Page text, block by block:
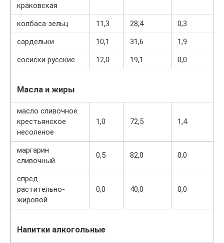
краковская
колбаса зельц 11,3 28,4 0,3
сардельки
10,1 31,6 1,9
сосиски русские
12,0 19,1 0,0
Масла и жиры
масло сливочное
крестьянское
несоленое
1,0 72,5 1,4
маргарин
сливочный
0,5 82,0 0,0
спред
растительно-
жировой
0,0 40,0 0,0
Напитки алкогольные